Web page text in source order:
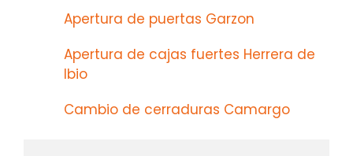
Apertura de puertas Garzon
Apertura de cajas fuertes Herrera de
Ibio
Cambio de cerraduras Camargo